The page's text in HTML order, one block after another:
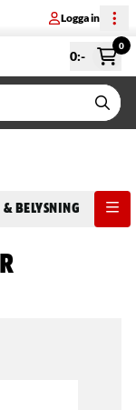
Logga in
0:-
0
Belysning